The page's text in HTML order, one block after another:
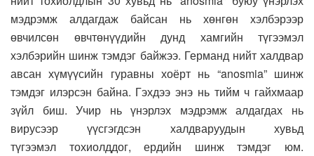
мэдрэмж алдагдаж байсан нь хөнгөн хэлбэрээр
өвчилсөн өвчтөнүүдийн дунд хамгийн түгээмэл
хэлбэрийн шинж тэмдэг байжээ. Германд нийт халдвар
авсан хүмүүсийн гуравны хоёрт нь “anosmia” шинж
тэмдэг илэрсэн байна. Гэхдээ энэ нь тийм ч гайхмаар
зүйл биш. Учир нь үнэрлэх мэдрэмж алдагдах нь
вирусээр үүсгэгдсэн халдваруудын хувьд
түгээмэл тохиолддог, ердийн шинж тэмдэг юм.